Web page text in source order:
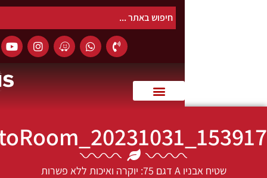
0
שטיח אבניו A דגם 75: יוקרה ואיכות ללא פשרות